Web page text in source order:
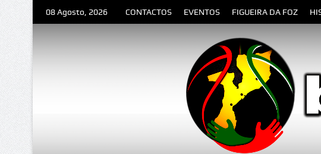
08 Agosto, 2026 CONTACTOS EVENTOS FIGUEIRA DA FOZ